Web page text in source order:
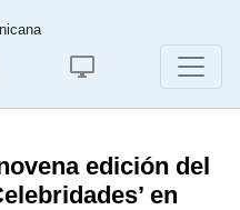
edición del
en